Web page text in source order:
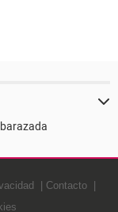
Contacto